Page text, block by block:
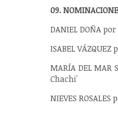
09.
DANIEL DOÑA
ISABEL
MARÍA DEL
Chachi'
NIEVES